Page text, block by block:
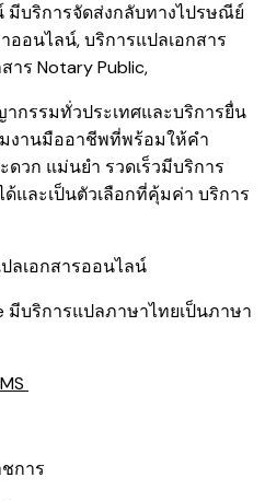
มีบริการจัดส่งกลับทางไปรษณีย์
ออนไลน์,บริการแปลเอกสาร
าร Notary Public,
กรรม​ทั่วประเทศและบริการยื่น
งานมืออาชีพที่พร้อมให้คำ
วก แม่นยำ รวดเร็วมีบริการ
และเป็นตัวเลือกที่คุ้มค่า บริการ
ลเอกสารออนไลน์
มีบริการแปลภาษาไทยเป็นภาษา
การ